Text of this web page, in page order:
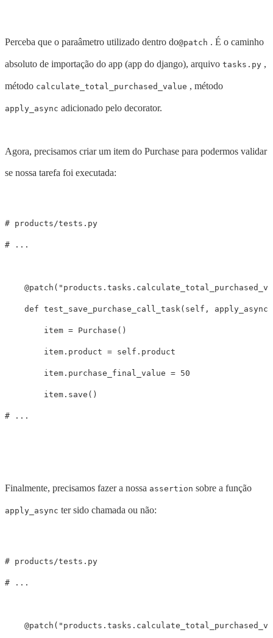
Perceba que o paraâmetro utilizado dentro do@patch . É o caminho
absoluto de importação do app (app do django), arquivo tasks.py ,
método calculate_total_purchased_value , método
apply_async adicionado pelo decorator.
Agora, precisamos criar um item do Purchase para podermos validar
se nossa tarefa foi executada:
# products/tests.py
@patch (
def test_save_purchase_call_task( self ,
item = Purchase ()
item . product = self . product
item . purchase_final_value = 50
item . save ()
Finalmente, precisamos fazer a nossa assertion sobre a função
apply_async ter sido chamada ou não:
# products/tests.py
@patch (